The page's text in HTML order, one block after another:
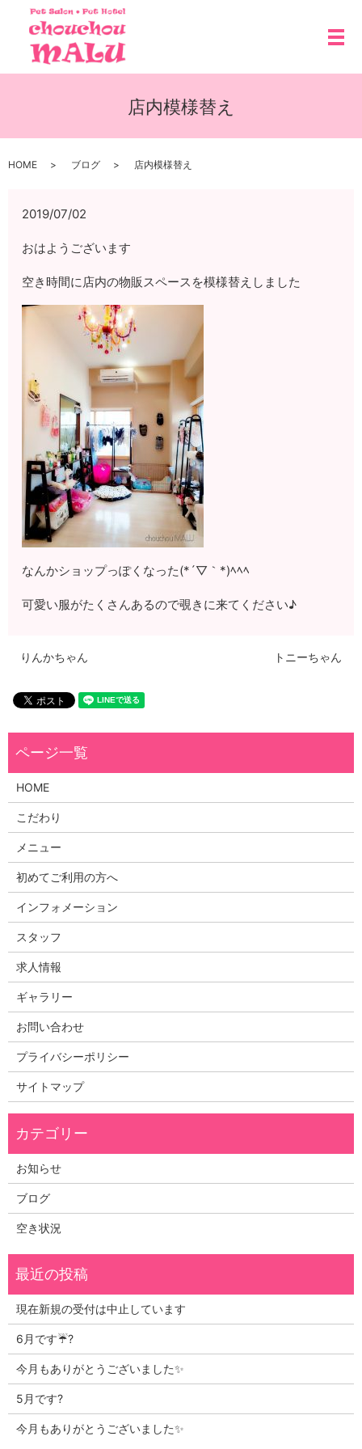
メ
店内模様替え
HOME ブログ 店内模様替え
2019/07/02
おはようございます
空き時間に店内の物販スペースを模様替えしました
なんかショップっぽくなった(*´▽｀*)ﾍﾍﾍ
可愛い服がたくさんあるので覗きに来てください♪
りんかちゃん トニーちゃん
HOME
こだわり
メニュー
初めてご利用の方へ
インフォメーション
スタッフ
求人情報
ギャラリー
お問い合わせ
プライバシーポリシー
サイトマップ
お知らせ
ブログ
空き状況
現在新規の受付は中止しています
6月です☔?
今月もありがとうございました✨
5月です?
今月もありがとうございました✨